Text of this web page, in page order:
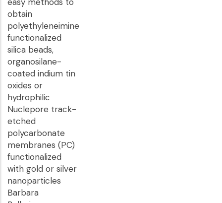
obtain
polyethyleneimine
functionalized
silica beads,
organosilane-
coated indium tin
oxides or
hydrophilic
Nuclepore track-
etched
polycarbonate
membranes (PC)
functionalized
with gold or silver
nanoparticles
Barbara